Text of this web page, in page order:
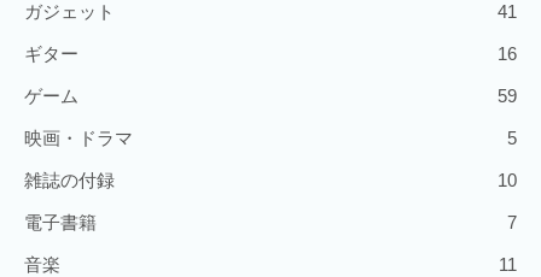
ガジェット 41
ギター 16
ゲーム 59
映画・ドラマ 5
雑誌の付録 10
電子書籍 7
音楽 11